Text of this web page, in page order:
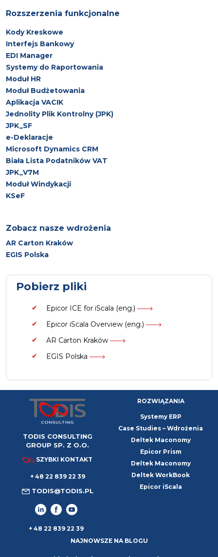
Rozszerzenia funkcjonalne
Kody Kreskowe
Interfejs Bankowy
EDI Manager
Systemy do Raportowania
Moduł HR
Moduł Budżetowania
Aplikacja VACIK
Jednolity Plik Kontrolny (JPK)
JPK_SF
e-Deklaracje
Microsoft Dynamics CRM
Biała Lista Podatników VAT
JPK_V7M
Moduł Windykacji
KSeF
Zobacz nasze wdrożenia
AR Carton Kraków
EGIS Polska
Pobierz pliki
Epicor ICE for iScala (eng.)
Epicor iScala Overview (eng.)
AR Carton Kraków
EGIS Polska
TODIS CONSULTING
GROUP SP. Z O.O.
SZYBKI KONTAKT
+ 48 22 839 22 39
TODIS@TODIS.PL
+ 48 22 839 22 39
ROZWIĄZANIA
Systemy ERP
Case Studies – Wdrożenia
Deltek Maconomy
Epicor Prism
Deltek Maconomy
Deltek WorkBook
Epicor iScala
NAJNOWSZE NA BLOGU